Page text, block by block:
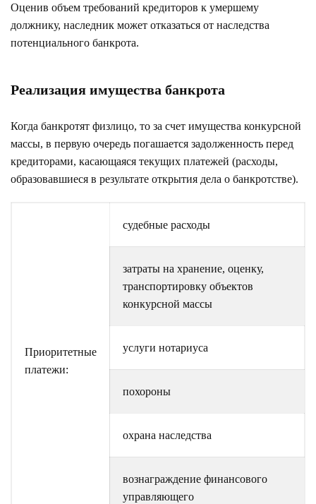
Оценив объем требований кредиторов к умершему
должнику, наследник может отказаться от наследства
потенциального банкрота.
Реализация имущества банкрота
Когда банкротят физлицо, то за счет имущества конкурсной
массы, в первую очередь погашается задолженность перед
кредиторами, касающаяся текущих платежей (расходы,
образовавшиеся в результате открытия дела о банкротстве).
Приоритетные
платежи:
судебные расходы
затраты на хранение, оценку,
транспортировку объектов
конкурсной массы
услуги нотариуса
похороны
охрана наследства
вознаграждение финансового
управляющего